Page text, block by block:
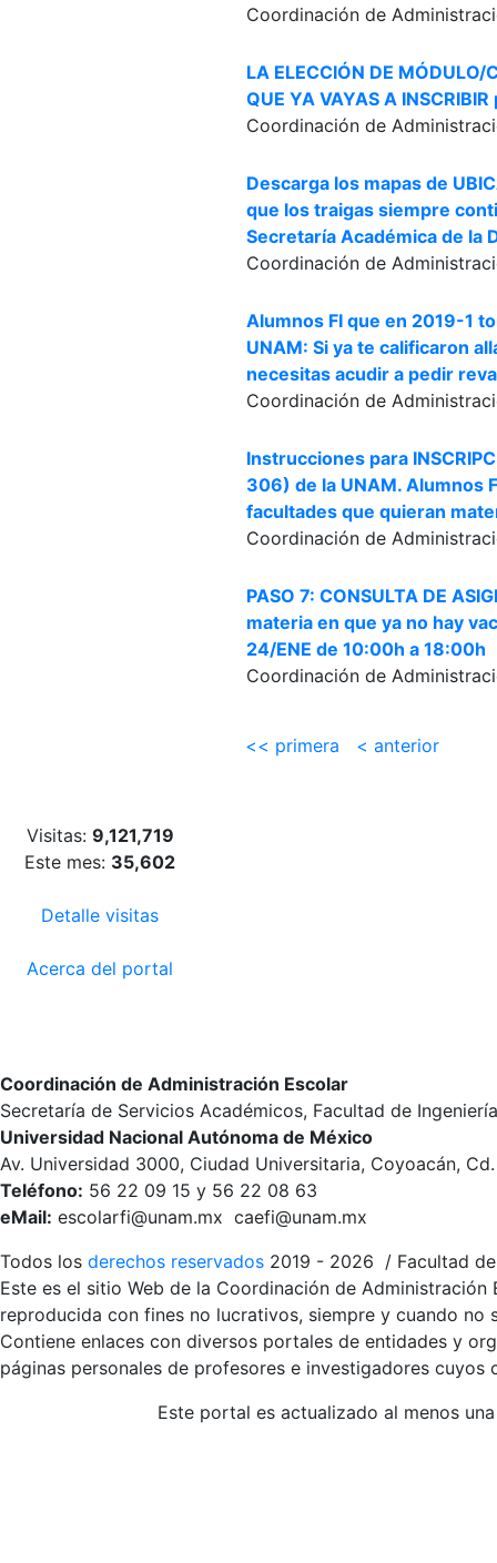
Coordinación de
LA ELECCIÓN DE
QUE YA VAYAS A
Coordinación de
Descarga los mapas de
que los traigas siempre
Secretaría Académica de la
Coordinación de
Alumnos FI que en 2019-1
UNAM: Si ya te calificaron
necesitas acudir a pedir
Coordinación de
Instrucciones para
306) de la UNAM. Alumnos
facultades que quieran
Coordinación de
PASO 7: CONSULTA DE
materia en que ya no hay
24/ENE de 10:00h a 18:00h
Coordinación de
<< primera < anterior
Visitas: 9,121,719
Este mes: 35,602
Detalle visitas
Acerca del portal
Coordinación de Administración Escolar
Secretaría de Servicios Académicos, Facultad de Ingeniería
Universidad Nacional Autónoma de México
Av. Universidad 3000, Ciudad Universitaria, Coyoacán,
Teléfono: 56 22 09 15 y 56 22 08 63
eMail: escolarfi@unam.mx caefi@unam.mx
Todos los derechos reservados 2019 - 2026 / Facultad
Este es el sitio Web de la Coordinación de
reproducida con fines no lucrativos, siempre y cuando
Contiene enlaces con diversos portales de entidades y
páginas personales de profesores e investigadores
Este portal es actualizado al menos